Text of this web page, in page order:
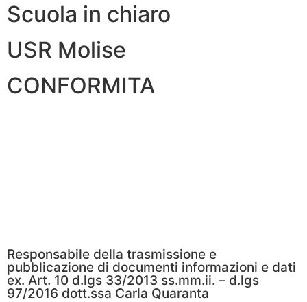
Scuola in chiaro
USR Molise
CONFORMITA
Responsabile della trasmissione e
pubblicazione di documenti informazioni e dati
ex. Art. 10 d.lgs 33/2013 ss.mm.ii. – d.lgs
97/2016 dott.ssa Carla Quaranta